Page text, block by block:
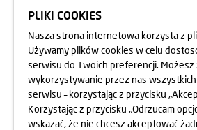
05.06.2025
DBAMY O FORMĘ
dowiedz
PLIKI COOKIES
Nasza strona internetowa korzysta z
Używamy plików cookies w celu
serwisu do Twoich preferencji. Możesz
wykorzystywanie przez nas
serwisu – korzystając z przycisku
Korzystając z przycisku „Odrzucam
wskazać, że nie chcesz akceptować